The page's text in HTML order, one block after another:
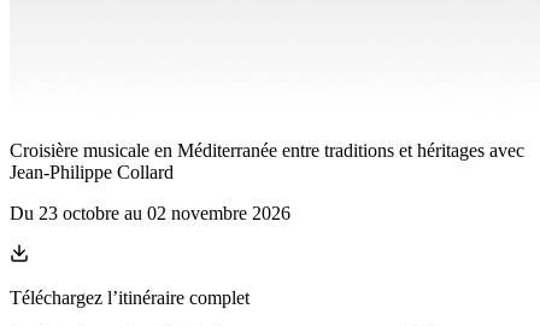
Croisière musicale en Méditerranée entre traditions et héritages avec
Jean-Philippe Collard
Du 23 octobre au 02 novembre 2026
Téléchargez l’itinéraire complet